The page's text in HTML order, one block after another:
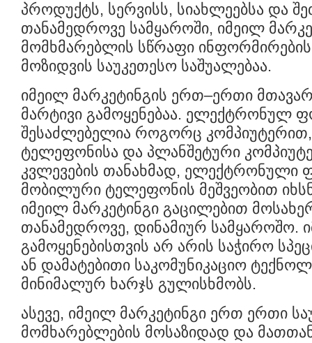
პროდუქტს, სერვისს, სიახლეებსა და
თანამედროვე სამყაროში, იმეილ
მომხმარებლის სწრაფი
მოზიდვის საუკეთესო საშუალებაა.
იმეილ მარკეტინგის ერთ–ერთი
მარტივი გამოყენებაა. ელექტრონულ
შესაძლებელია როგორც
ტელეფონისა და პლანშეტური
კვლევების თანახმად, ელექტრონული
მობილური ტელეფონის მეშვეობით
იმეილ მარკეტინგი გაცილებით
თანამედროვე, დინამიურ სამყაროშო.
გამოყენებისთვის არ არის საჭირო
ან დამატებითი საკომუნიკაციო
მინიმალურ ხარჯს გულისხმობს.
ასევე, იმეილ მარკეტინგი ერთ ერთი
მომხარებლების მოსაზიდად და